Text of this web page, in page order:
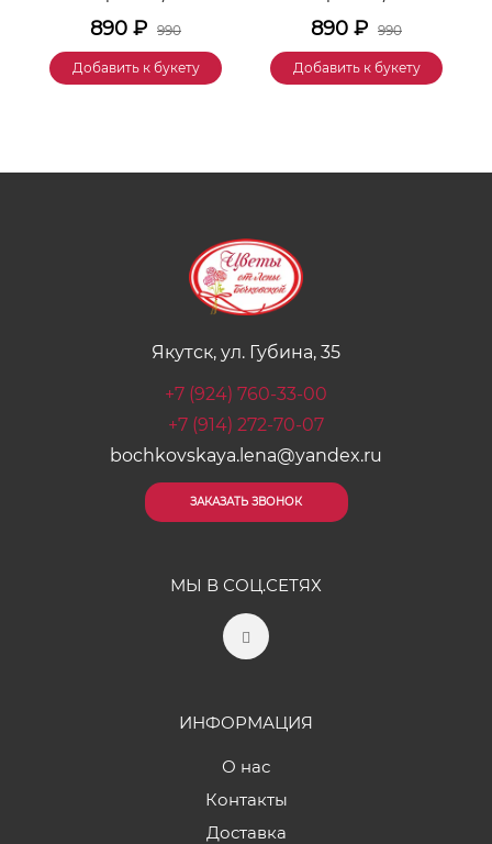
890 ₽ 990
Добавить к букету
890 ₽ 990
Добавить к букету
Якутск, ул. Губина, 35
+7 (924) 760-33-00
+7 (914) 272-70-07
bochkovskaya.lena@yandex.ru
ЗАКАЗАТЬ ЗВОНОК
МЫ В СОЦ.СЕТЯХ
ИНФОРМАЦИЯ
О нас
Контакты
Доставка